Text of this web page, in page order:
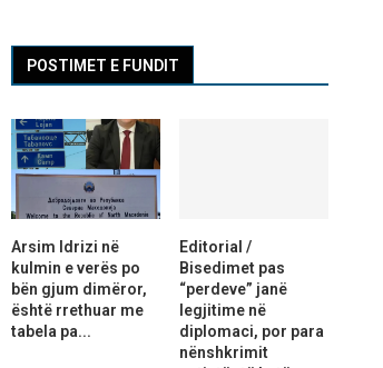
POSTIMET E FUNDIT
Arsim Idrizi në
kulmin e verës po
bën gjum dimëror,
është rrethuar me
tabela pa...
Editorial /
Bisedimet pas
“perdeve” janë
legjitime në
diplomaci, por para
nënshkrimit